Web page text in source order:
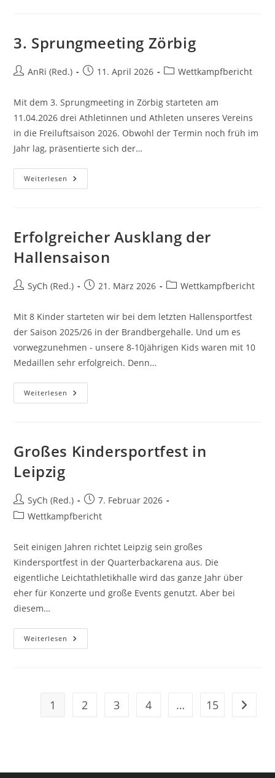
3. Sprungmeeting Zörbig
AnRi (Red.) 11. April 2026 Wettkampfbericht
Mit dem 3. Sprungmeeting in Zörbig starteten am
11.04.2026 drei Athletinnen und Athleten unseres Vereins
in die Freiluftsaison 2026. Obwohl der Termin noch früh im
Jahr lag, präsentierte sich der…
Weiterlesen
Erfolgreicher Ausklang der
Hallensaison
SyCh (Red.) 21. März 2026 Wettkampfbericht
Mit 8 Kinder starteten wir bei dem letzten Hallensportfest
der Saison 2025/26 in der Brandbergehalle. Und um es
vorwegzunehmen - unsere 8-10jährigen Kids waren mit 10
Medaillen sehr erfolgreich. Denn…
Weiterlesen
Großes Kindersportfest in
Leipzig
SyCh (Red.)
7. Februar 2026
Wettkampfbericht
Seit einigen Jahren richtet Leipzig sein großes
Kindersportfest in der Quarterbackarena aus. Die
eigentliche Leichtathletikhalle wird das ganze Jahr über
eher für Konzerte und große Events genutzt. Aber bei
diesem…
Weiterlesen
1 2 3 4 … 15